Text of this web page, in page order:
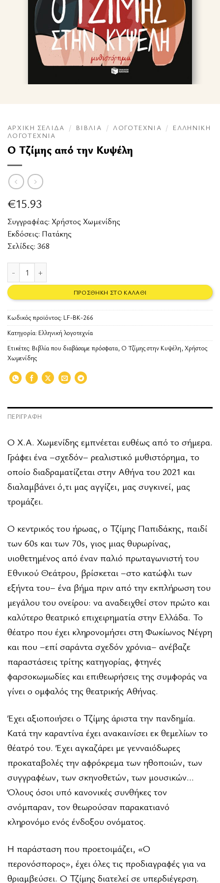
ΑΡΧΙΚΉ ΣΕΛΊΔΑ / ΒΙΒΛΊΑ / ΛΟΓΟΤΕΧΝΊΑ /
ΕΛΛΗΝΙΚΉ
ΛΟΓΟΤΕΧΝΊΑ
Ο Τζίμης από την Κυψέλη
€15.93
Συγγραφέας: Χρήστος Χωμενίδης
Εκδόσεις: Πατάκης
Σελίδες: 368
Ο Τζίμης από την Κυψέλη ποσότητα
ΠΡΟΣΘΉΚΗ ΣΤΟ ΚΑΛΆΘΙ
Κωδικός προϊόντος: LF-BK-266
Κατηγορία: Ελληνική λογοτεχνία
Ετικέτες: Βιβλία που διαβάσαμε πρόσφατα, Ο Τζίμης στην Κυψέλη, Χρήστος
Χωμενίδης
ΠΕΡΙΓΡΑΦΉ
Ο Χ.Α. Χωμενίδης εμπνέεται ευθέως από το σήμερα.
Γράφει ένα –σχεδόν– ρεαλιστικό μυθιστόρημα, το
οποίο διαδραματίζεται στην Αθήνα του 2021 και
διαλαμβάνει ό,τι μας αγγίζει, μας συγκινεί, μας
τρομάζει.
Ο κεντρικός του ήρωας, ο Τζίμης Παπιδάκης, παιδί
των 60s και των 70s, γιος μιας θυρωρίνας,
υιοθετημένος από έναν παλιό πρωταγωνιστή του
Εθνικού Θεάτρου, βρίσκεται –στο κατώφλι των
εξήντα του– ένα βήμα πριν από την εκπλήρωση του
μεγάλου του ονείρου: να αναδειχθεί στον πρώτο και
καλύτερο θεατρικό επιχειρηματία στην Ελλάδα. Το
θέατρο που έχει κληρονομήσει στη Φωκίωνος Νέγρη
και που –επί σαράντα σχεδόν χρόνια– ανέβαζε
παραστάσεις τρίτης κατηγορίας, φτηνές
φαρσοκωμωδίες και επιθεωρήσεις της συμφοράς να
γίνει ο ομφαλός της θεατρικής Αθήνας.
Έχει αξιοποιήσει ο Τζίμης άριστα την πανδημία.
Κατά την καραντίνα έχει ανακαινίσει εκ θεμελίων το
θέατρό του. Έχει αγκαζάρει με γενναιόδωρες
προκαταβολές την αφρόκρεμα των ηθοποιών, των
συγγραφέων, των σκηνοθετών, των μουσικών…
Όλους όσοι υπό κανονικές συνθήκες τον
σνόμπαραν, τον θεωρούσαν παρακατιανό
κληρονόμο ενός ένδοξου ονόματος.
Η παράσταση που προετοιμάζει, «Ο
περονόσπορος», έχει όλες τις προδιαγραφές για να
θριαμβεύσει. Ο Τζίμης διατελεί σε υπερδιέγερση.